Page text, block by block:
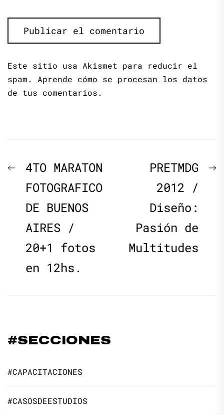
Este sitio usa Akismet para reducir el
spam. Aprende cómo se procesan los datos
de tus comentarios.
Navegación
de
entradas
Previous
post:
4TO MARATON
FOTOGRAFICO
DE BUENOS
AIRES /
20+1 fotos
en 12hs.
PRETMDG
2012 /
Diseño:
Pasión de
Multitudes
#SECCIONES
#CAPACITACIONES
#CASOSDEESTUDIOS